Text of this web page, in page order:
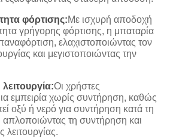
φόρτισης:Με ισχυρή αποδοχή
γρήγορης φόρτισης, η μπαταρία
ελαχιστοποιώντας τον
και μεγιστοποιώντας την
Οι χρήστες
εμπειρία χωρίς συντήρηση, καθώς
οξύ ή νερό για συντήρηση κατά τη
απλοποιώντας τη συντήρηση και
λειτουργίας.